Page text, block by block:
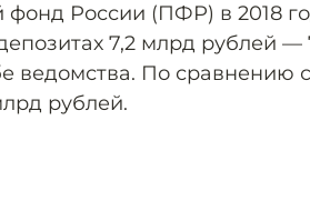
России (ПФР) в 2018
7,2 млрд рублей —
ведомства. По сравнению
рублей.